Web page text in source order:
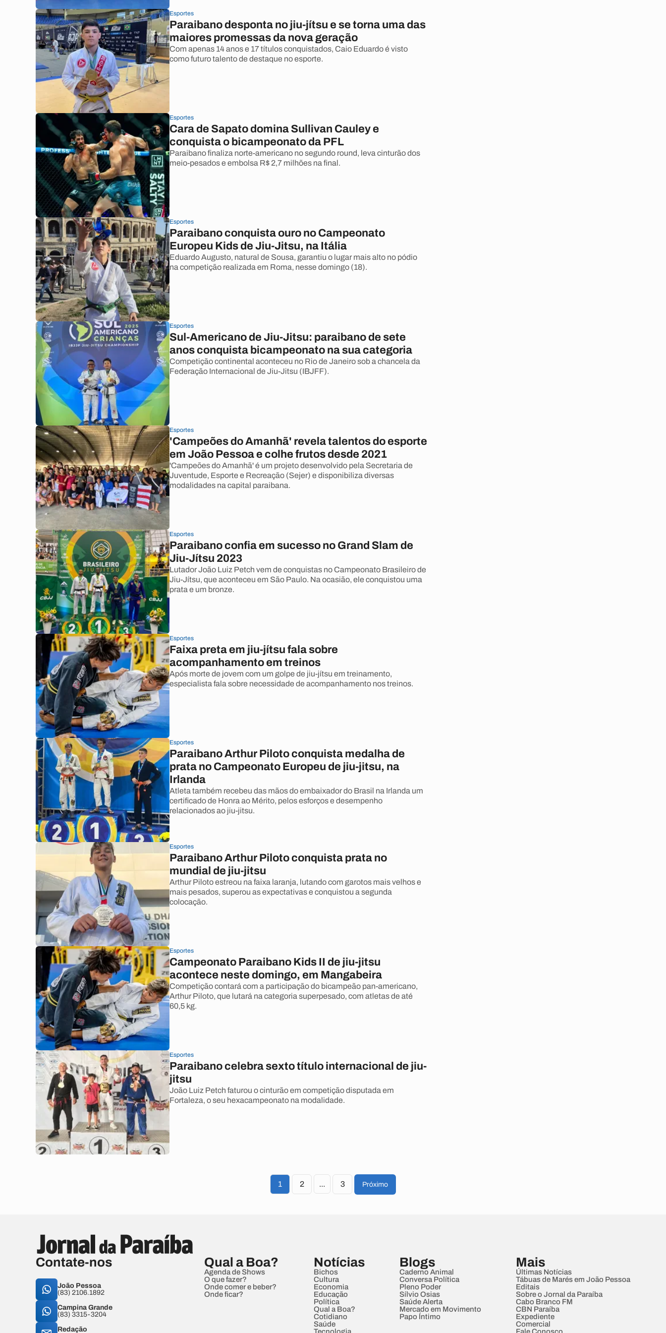
Esportes
Paraibano desponta no jiu-jítsu e se torna uma das
maiores promessas da nova geração
Com apenas 14 anos e 17 títulos conquistados, Caio Eduardo é visto
como futuro talento de destaque no esporte.
Esportes
Cara de Sapato domina Sullivan Cauley e
conquista o bicampeonato da PFL
Paraibano finaliza norte-americano no segundo round, leva cinturão dos
meio-pesados e embolsa R$ 2,7 milhões na final.
Esportes
Paraibano conquista ouro no Campeonato
Europeu Kids de Jiu-Jitsu, na Itália
Eduardo Augusto, natural de Sousa, garantiu o lugar mais alto no pódio
na competição realizada em Roma, nesse domingo (18).
Esportes
Sul-Americano de Jiu-Jitsu: paraibano de sete
anos conquista bicampeonato na sua categoria
Competição continental aconteceu no Rio de Janeiro sob a chancela da
Federação Internacional de Jiu-Jitsu (IBJFF).
Esportes
'Campeões do Amanhã' revela talentos do esporte
em João Pessoa e colhe frutos desde 2021
'Campeões do Amanhã' é um projeto desenvolvido pela Secretaria de
Juventude, Esporte e Recreação (Sejer) e disponibiliza diversas
modalidades na capital paraibana.
Esportes
Paraibano confia em sucesso no Grand Slam de
Jiu-Jítsu 2023
Lutador João Luiz Petch vem de conquistas no Campeonato Brasileiro de
Jiu-Jítsu, que aconteceu em São Paulo. Na ocasião, ele conquistou uma
prata e um bronze.
Esportes
Faixa preta em jiu-jítsu fala sobre
acompanhamento em treinos
Após morte de jovem com um golpe de jiu-jítsu em treinamento,
especialista fala sobre necessidade de acompanhamento nos treinos.
Esportes
Paraibano Arthur Piloto conquista medalha de
prata no Campeonato Europeu de jiu-jitsu, na
Irlanda
Atleta também recebeu das mãos do embaixador do Brasil na Irlanda um
certificado de Honra ao Mérito, pelos esforços e desempenho
relacionados ao jiu-jitsu.
Esportes
Paraibano Arthur Piloto conquista prata no
mundial de jiu-jitsu
Arthur Piloto estreou na faixa laranja, lutando com garotos mais velhos e
mais pesados, superou as expectativas e conquistou a segunda
colocação.
Esportes
Campeonato Paraibano Kids II de jiu-jitsu
acontece neste domingo, em Mangabeira
Competição contará com a participação do bicampeão pan-americano,
Arthur Piloto, que lutará na categoria superpesado, com atletas de até
60,5 kg.
Esportes
Paraibano celebra sexto título internacional de jiu-
jitsu
João Luiz Petch faturou o cinturão em competição disputada em
Fortaleza, o seu hexacampeonato na modalidade.
1 2 ... 3 Próximo
Contate-nos
João Pessoa
(83) 2106.1892
Campina Grande
(83) 3315-3204
Redação
Qual a Boa?
Agenda de Shows
O que fazer?
Onde comer e beber?
Onde ficar?
Notícias
Bichos
Cultura
Economia
Educação
Política
Qual a Boa?
Cotidiano
Saúde
Blogs
Caderno Animal
Conversa Política
Pleno Poder
Sílvio Osias
Saúde Alerta
Mercado em Movimento
Papo Íntimo
Mais
Últimas Notícias
Tábuas de Marés em João Pessoa
Editais
Sobre o Jornal da Paraíba
Cabo Branco FM
CBN Paraíba
Expediente
Comercial